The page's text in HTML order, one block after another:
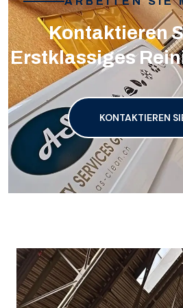
Kontaktieren
Erstklassiges
KONTAKTIEREN